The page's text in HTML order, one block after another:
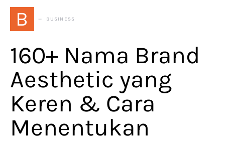
B BUSINESS
160+ Nama Brand
Aesthetic yang
Keren & Cara
Menentukan